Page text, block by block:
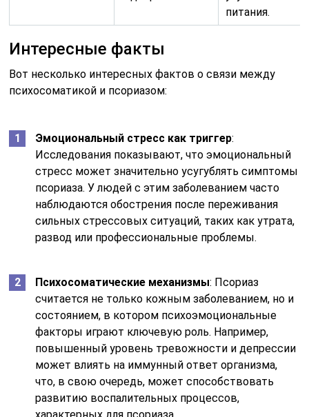
питания.
Интересные факты
Вот несколько интересных фактов о связи между
психосоматикой и псориазом:
Эмоциональный стресс как триггер:
Исследования показывают, что эмоциональный
стресс может значительно усугублять симптомы
псориаза. У людей с этим заболеванием часто
наблюдаются обострения после переживания
сильных стрессовых ситуаций, таких как утрата,
развод или профессиональные проблемы.
Психосоматические механизмы: Псориаз
считается не только кожным заболеванием, но и
состоянием, в котором психоэмоциональные
факторы играют ключевую роль. Например,
повышенный уровень тревожности и депрессии
может влиять на иммунный ответ организма,
что, в свою очередь, может способствовать
развитию воспалительных процессов,